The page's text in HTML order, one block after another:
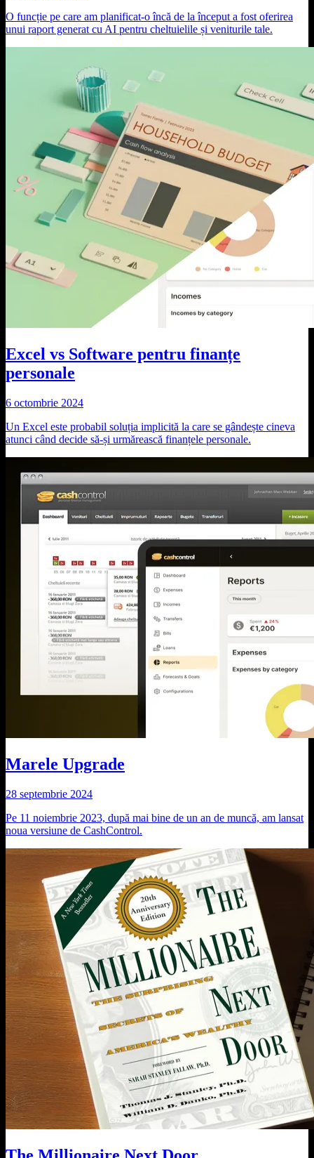
O funcție pe care am planificat-o încă de la început a fost oferirea
unui raport generat cu AI pentru cheltuielile și veniturile tale.
Excel vs Software pentru finanțe
personale
6 octombrie 2024
Un Excel este probabil soluția implicită la care se gândește cineva
atunci când decide să-și urmărească finanțele personale.
Marele Upgrade
28 septembrie 2024
Pe 11 noiembrie 2023, după mai bine de un an de muncă, am lansat
noua versiune de CashControl.